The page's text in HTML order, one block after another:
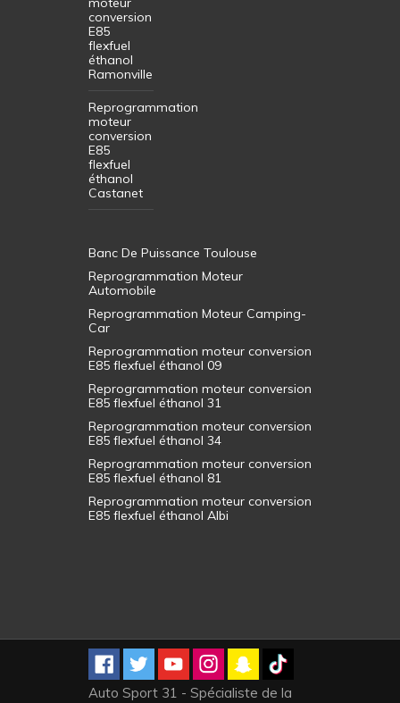
conversion
E85
flexfuel
éthanol
Ramonville
Reprogrammation
moteur
conversion
E85
flexfuel
éthanol
Castanet
Banc De Puissance Toulouse
Reprogrammation Moteur
Automobile
Reprogrammation Moteur Camping-
Car
Reprogrammation moteur conversion
E85 flexfuel éthanol 09
Reprogrammation moteur conversion
E85 flexfuel éthanol 31
Reprogrammation moteur conversion
E85 flexfuel éthanol 34
Reprogrammation moteur conversion
E85 flexfuel éthanol 81
Reprogrammation moteur conversion
E85 flexfuel éthanol Albi
Auto Sport 31 - Spécialiste de la